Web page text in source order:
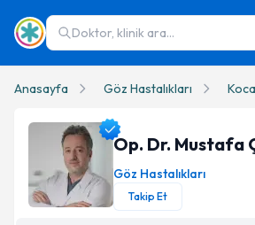
Doktor, klinik ara...
Anasayfa Göz Hastalıkları
Op. Dr. Mustafa
Göz Hastalıkları
Takip Et